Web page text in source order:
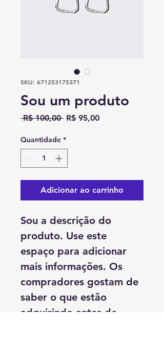
SKU: 671253175371
Sou um produto
R$ 100,00 Preço
R$ 95,00Preço
Quantidade *
Adicionar ao carrinho
Sou a descrição do
produto. Use este
espaço para adicionar
mais informações. Os
compradores gostam de
saber o que estão
adquirindo antes de